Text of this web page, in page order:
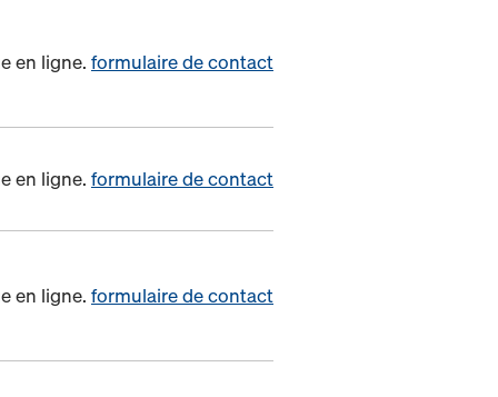
en ligne. formulaire de contact
en ligne. formulaire de contact
en ligne. formulaire de contact